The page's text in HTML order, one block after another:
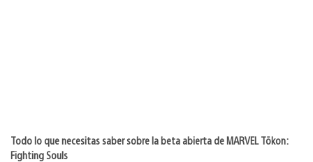
Todo lo que necesitas saber sobre la beta abierta de MARVEL Tōkon:
Fighting Souls